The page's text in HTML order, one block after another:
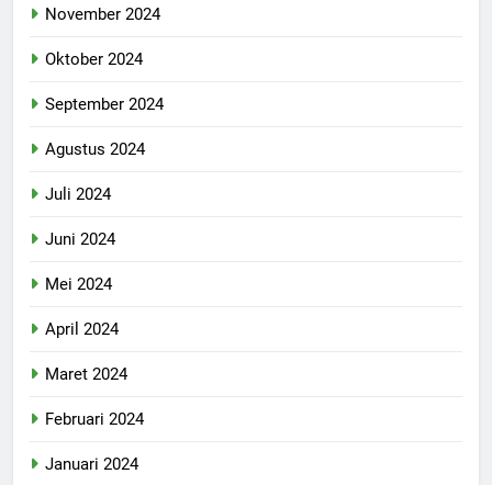
November 2024
Oktober 2024
September 2024
Agustus 2024
Juli 2024
Juni 2024
Mei 2024
April 2024
Maret 2024
Februari 2024
Januari 2024